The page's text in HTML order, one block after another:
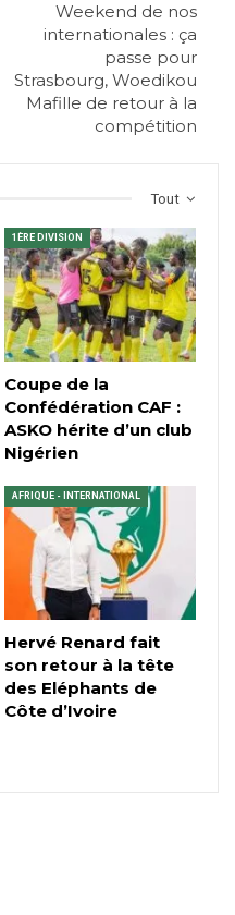
Weekend de nos
internationales : ça
passe pour
Strasbourg, Woedikou
Mafille de retour à la
compétition
Tout
1ÈRE DIVISION
Coupe de la
Confédération CAF :
ASKO hérite d’un club
Nigérien
AFRIQUE - INTERNATIONAL
Hervé Renard fait
son retour à la tête
des Eléphants de
Côte d’Ivoire